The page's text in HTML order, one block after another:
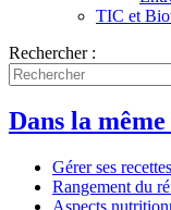
TIC et
Rechercher :
Dans la
Gérer ses
Rangement du